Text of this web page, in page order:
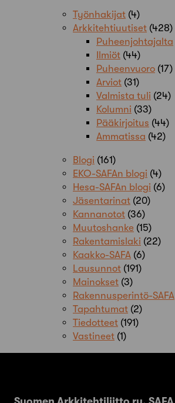
Työnhakijat (4)
Arkkitehtiuutiset (428)
Puheenjohtajalta
Ilmiöt (44)
Puheenvuoro (17)
Arviot (31)
Valmista tuli (24)
Kolumni (33)
Pääkirjoitus (44)
Ammatissa (42)
Blogi (161)
EKO-SAFAn blogi (4)
Hesa-SAFAn blogi (6)
Jäsentarinat (20)
Kannanotot (36)
Muutoshanke (15)
Rakentamislaki (22)
Kaakko-SAFA (6)
Lausunnot (191)
Mainokset (3)
Rakennusperintö-SAFA
Tapahtumat (2)
Tiedotteet (191)
Vastineet (1)